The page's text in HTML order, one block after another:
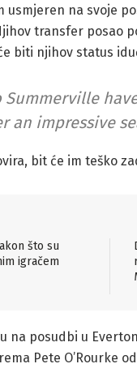
usmjeren na svoje
transfer posao
biti njihov status
Summerville
an impressive
bit će im teško
što su
igračem
na posudbi u
Pete O’Rourke